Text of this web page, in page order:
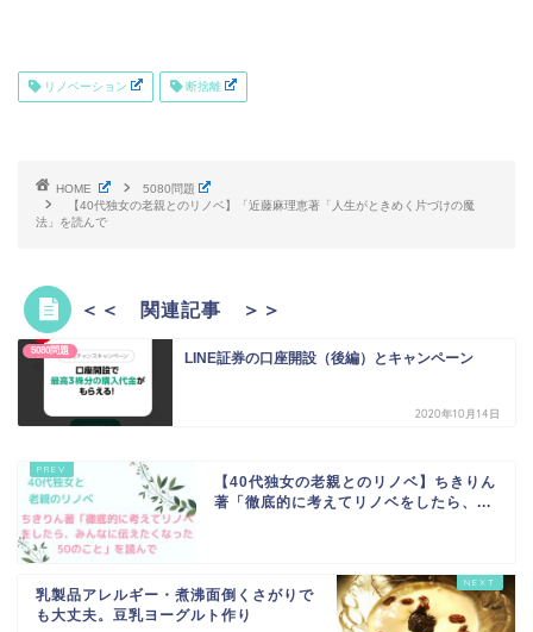
リノベーション 断捨離
HOME
5080問題
【40代独女の老親とのリノベ】「近藤麻理恵著「人生がときめく片づけの魔
法」を読んで
＜＜ 関連記事 ＞＞
5080問題 LINE証券の口座開設（後編）とキャンペーン
2020年10月14日
【40代独女の老親とのリノベ】ちきりん
著「徹底的に考えてリノベをしたら、...
乳製品アレルギー・煮沸面倒くさがりで
も大丈夫。豆乳ヨーグルト作り